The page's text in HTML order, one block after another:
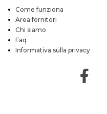
Come funziona
Area fornitori
Chi siamo
Faq
Informativa sulla privacy